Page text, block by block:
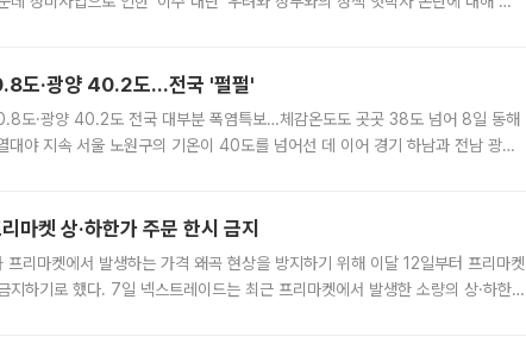
도·광양 40.2도…전국 '펄펄'
도·광양 40.2도 전국 대부분 폭염특보…체감온도도 곳곳 38도 넘어 8일 동해
대야 지속 서울 노원구의 기온이 40도를 넘어선 데 이어 경기 하남과 전남 광양
마켓 상·하한가 주문 한시 금지
리마켓에서 발생하는 가격 왜곡 현상을 방지하기 위해 이달 12일부터 프리마켓
지하기로 했다. 7일 넥스트레이드는 최근 프리마켓에서 발생한 소량의 상·하한